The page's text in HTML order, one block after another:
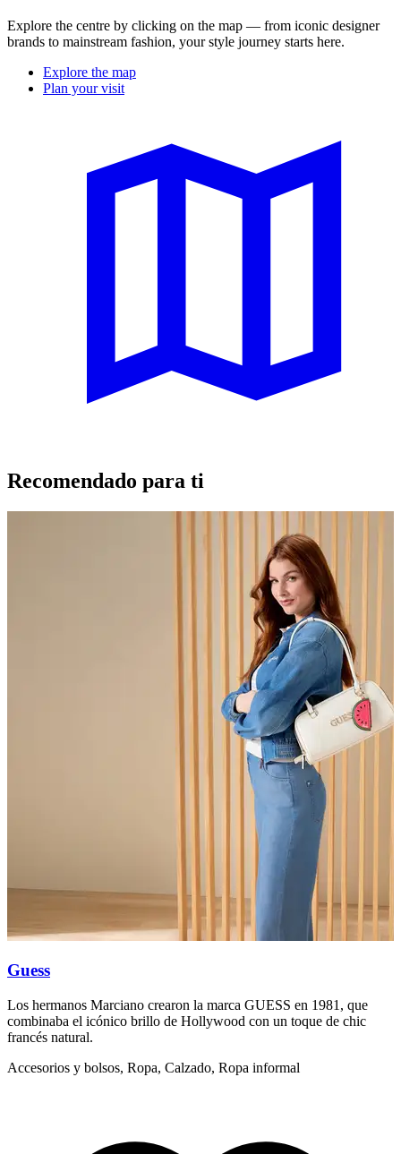
Explore the centre by clicking on the map — from iconic designer
brands to mainstream fashion, your style journey starts here.
Explore the map
Plan your visit
Recomendado para ti
Guess
Los hermanos Marciano crearon la marca GUESS en 1981, que
combinaba el icónico brillo de Hollywood con un toque de chic
francés natural.
Accesorios y bolsos, Ropa, Calzado, Ropa informal